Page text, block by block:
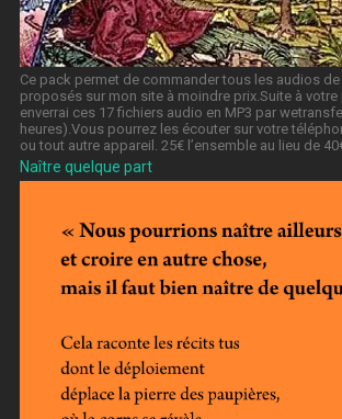
Ce pack permet de commander tous les audios
proposés sur mon site à moindre prix.Suite à votre
enverrai ces 17 fichiers audio en MP3 par
heures).Vous pourrez les écouter sur votre
ou tout autre appareil. 25€ l’ensemble au lieu de
Naître quelque part